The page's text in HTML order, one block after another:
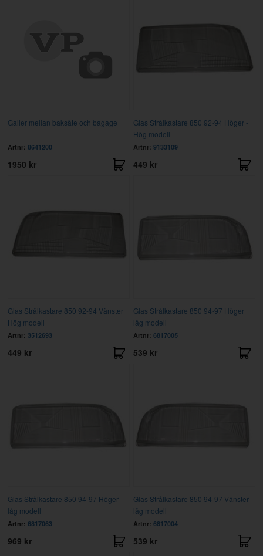
Galler mellan baksäte och bagage
Artnr: 8641200
1950 kr
Glas Strålkastare 850 92-94 Höger -
Hög modell
Artnr: 9133109
449 kr
Glas Strålkastare 850 92-94 Vänster
Hög modell
Artnr: 3512693
449 kr
Glas Strålkastare 850 94-97 Höger
låg modell
Artnr: 6817005
539 kr
Glas Strålkastare 850 94-97 Höger
låg modell
Artnr: 6817063
969 kr
Glas Strålkastare 850 94-97 Vänster
låg modell
Artnr: 6817004
539 kr